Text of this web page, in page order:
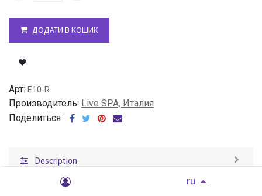
ru
ДОДАТИ В КОШИК
Арт: E10-R
Производитель: Live SPA, Италия
Поделиться :
Description
Характеристики